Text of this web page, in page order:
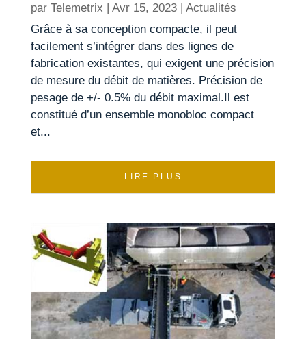
par Telemetrix | Avr 15, 2023| Actualités
Grâce à sa conception compacte, il peut
facilement s’intégrer dans des lignes de
fabrication existantes, qui exigent une précision
de mesure du débit de matières. Précision de
pesage de +/- 0.5% du débit maximal.Il est
constitué d’un ensemble monobloc compact
et...
LIRE PLUS